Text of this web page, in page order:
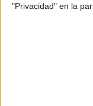
"Privacidad" en la